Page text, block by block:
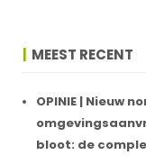
MEEST RECENT
OPINIE | Nieuw
bloot: de